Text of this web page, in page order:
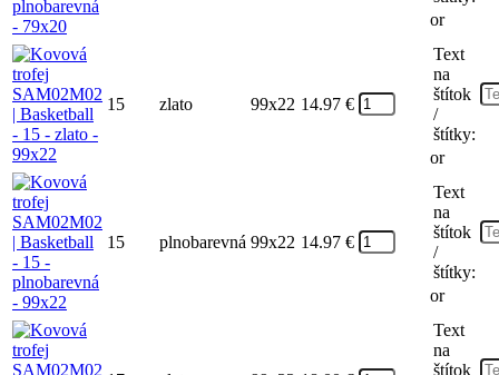
or
15 zlato 99x22 14.97 €
Text
na
štítok
/
štítky:
or
15 plnobarevná 99x22 14.97 €
Text
na
štítok
/
štítky:
or
Text
na
štítok